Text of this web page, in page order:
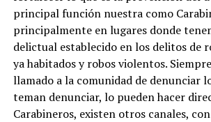
principal función nuestra como
principalmente en lugares donde
delictual establecido en los delitos de
ya habitados y robos violentos.
llamado a la comunidad de denunciar
teman denunciar, lo pueden hacer
Carabineros, existen otros canales,